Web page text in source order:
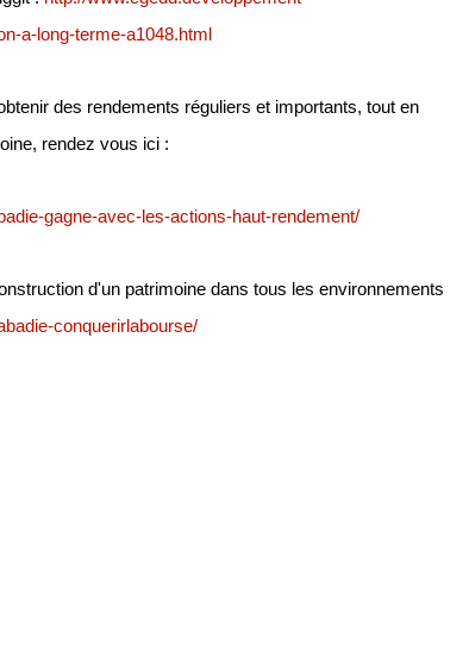
a-long-terme-a1048.html
des rendements réguliers et importants, tout en
rendez vous ici :
gagne-avec-les-actions-haut-rendement/
d'un patrimoine dans tous les environnements
conquerirlabourse/